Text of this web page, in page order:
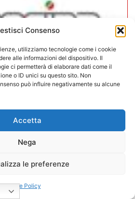
Consenso
utilizziamo tecnologie come i cookie
alle informazioni del dispositivo. Il
ci permetterà di elaborare dati come il
o ID unici su questo sito. Non
può influire negativamente su alcune
Accetta
Nega
le preferenze
Cookie Policy
l’ingresso di 4 nuovi
22/07/2026